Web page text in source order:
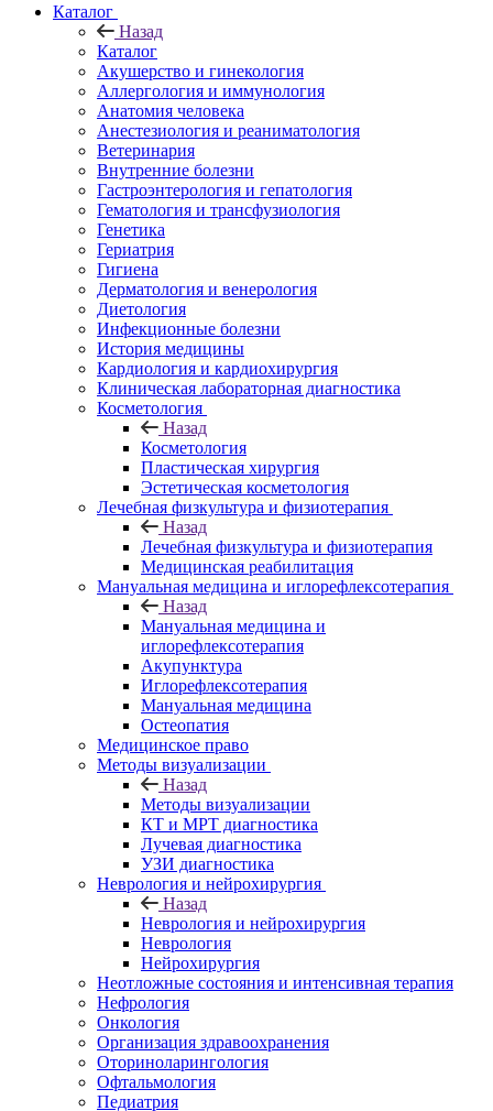
Каталог
Назад
Каталог
Акушерство и гинекология
Аллергология и иммунология
Анатомия человека
Анестезиология и реаниматология
Ветеринария
Внутренние болезни
Гастроэнтерология и гепатология
Гематология и трансфузиология
Генетика
Гериатрия
Гигиена
Дерматология и венерология
Диетология
Инфекционные болезни
История медицины
Кардиология и кардиохирургия
Клиническая лабораторная диагностика
Косметология
Назад
Косметология
Пластическая хирургия
Эстетическая косметология
Лечебная физкультура и физиотерапия
Назад
Лечебная физкультура и физиотерапия
Медицинская реабилитация
Мануальная медицина и иглорефлексотерапия
Назад
Мануальная медицина и
иглорефлексотерапия
Акупунктура
Иглорефлексотерапия
Мануальная медицина
Остеопатия
Медицинское право
Методы визуализации
Назад
Методы визуализации
КТ и МРТ диагностика
Лучевая диагностика
УЗИ диагностика
Неврология и нейрохирургия
Назад
Неврология и нейрохирургия
Неврология
Нейрохирургия
Неотложные состояния и интенсивная терапия
Нефрология
Онкология
Организация здравоохранения
Оториноларингология
Офтальмология
Педиатрия